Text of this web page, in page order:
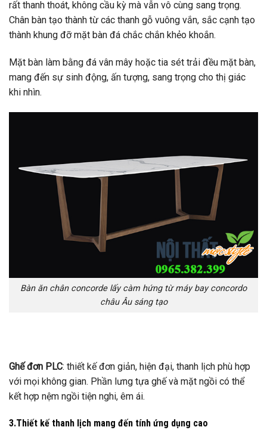
rất thanh thoát, không cầu kỳ mà vẫn vô cùng sang trọng.
Chân bàn tạo thành từ các thanh gỗ vuông vắn, sắc cạnh tạo
thành khung đỡ mặt bàn đá chắc chắn khẻo khoắn.
Mặt bàn làm bằng đá vân mây hoặc tia sét trải đều mặt bàn,
mang đến sự sinh động, ấn tượng, sang trọng cho thị giác
khi nhìn.
Bàn ăn chân concorde lấy càm hứng từ máy bay concordo
châu Âu sáng tạo
Ghế đơn PLC: thiết kế đơn giản, hiện đại, thanh lịch phù hợp
với mọi không gian. Phần lưng tựa ghế và mặt ngồi có thể
kết hợp nệm ngồi tiện nghi, êm ái.
3.Thiết kế thanh lịch mang đến tính ứng dụng cao